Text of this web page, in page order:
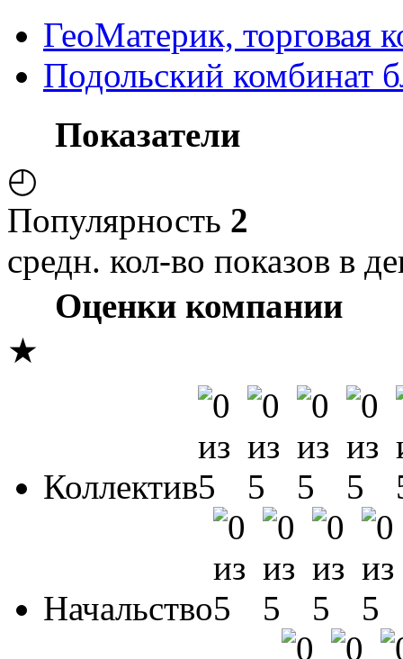
ГеоМатерик, торговая
Подольский комбинат
Показатели
◴
Популярность 2
средн. кол-во показов в
Оценки компании
★
Коллектив
Начальство